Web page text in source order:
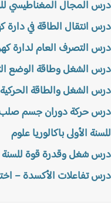
المجال المغناطيسي للسنة
انتقال الطاقة في دارة
التصرف العام لدارة
الشغل وطاقة الوضع
الشغل والطاقة الحركية
حركة دوران جسم صلب
الأولى باكالوريا علوم
شغل وقدرة قوة للسنة
تفاعلات الأكسدة – اختزال